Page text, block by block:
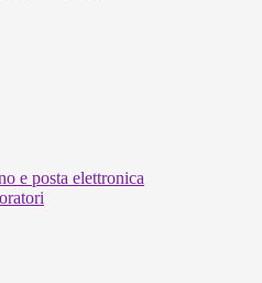
e posta elettronica